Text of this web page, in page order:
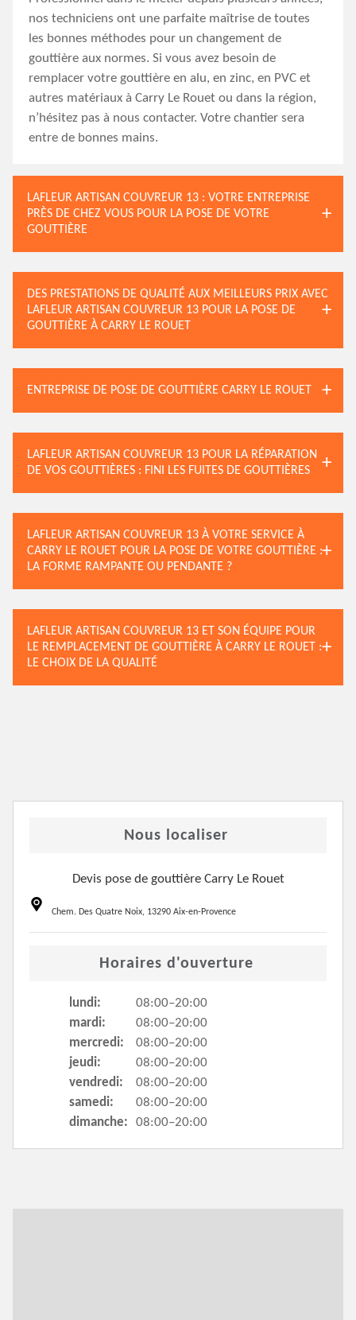
nos techniciens ont une parfaite maîtrise de toutes
les bonnes méthodes pour un changement de
gouttière aux normes. Si vous avez besoin de
remplacer votre gouttière en alu, en zinc, en PVC et
autres matériaux à Carry Le Rouet ou dans la région,
n’hésitez pas à nous contacter. Votre chantier sera
entre de bonnes mains.
LAFLEUR ARTISAN COUVREUR 13 : VOTRE ENTREPRISE
PRÈS DE CHEZ VOUS POUR LA POSE DE VOTRE
GOUTTIÈRE
DES PRESTATIONS DE QUALITÉ AUX MEILLEURS PRIX AVEC
LAFLEUR ARTISAN COUVREUR 13 POUR LA POSE DE
GOUTTIÈRE À CARRY LE ROUET
ENTREPRISE DE POSE DE GOUTTIÈRE CARRY LE ROUET
LAFLEUR ARTISAN COUVREUR 13 POUR LA RÉPARATION
DE VOS GOUTTIÈRES : FINI LES FUITES DE GOUTTIÈRES
LAFLEUR ARTISAN COUVREUR 13 À VOTRE SERVICE À
CARRY LE ROUET POUR LA POSE DE VOTRE GOUTTIÈRE :
LA FORME RAMPANTE OU PENDANTE ?
LAFLEUR ARTISAN COUVREUR 13 ET SON ÉQUIPE POUR
LE REMPLACEMENT DE GOUTTIÈRE À CARRY LE ROUET :
LE CHOIX DE LA QUALITÉ
Nous localiser
Devis pose de gouttière Carry Le Rouet
Chem. Des Quatre Noix, 13290 Aix-en-Provence
Horaires d'ouverture
lundi:
08:00–20:00
mardi:
08:00–20:00
mercredi:
08:00–20:00
jeudi:
08:00–20:00
vendredi:
08:00–20:00
samedi:
08:00–20:00
dimanche:
08:00–20:00